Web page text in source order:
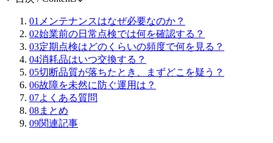
01 メンテナンスはなぜ必要なのか？
02始業前の日常点検では何を確認する？
03定期点検はどのくらいの頻度で何を見る？
04消耗品はいつ交換する？
05切断品質が落ちたとき、まずどこを疑う？
06故障を未然に防ぐ運用は？
07よくある質問
08まとめ
09関連記事